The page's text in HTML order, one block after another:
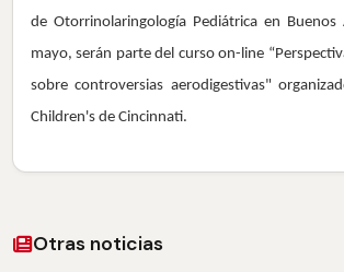
de Otorrinolaringología Pediátrica en
mayo, serán parte del curso on-line
sobre controversias aerodigestivas"
Children's de Cincinnati.
Otras noticias